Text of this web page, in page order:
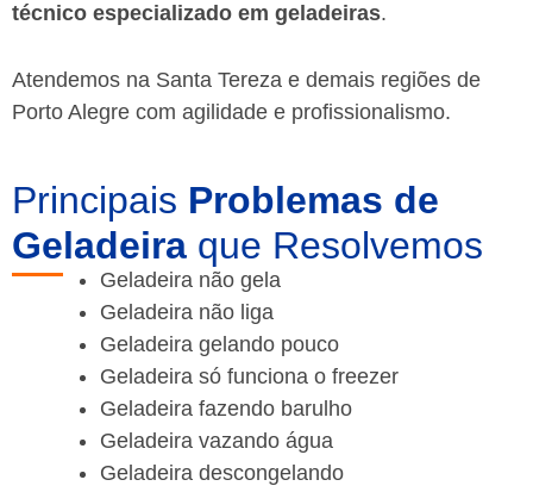
técnico especializado em geladeiras.
Atendemos na Santa Tereza e demais regiões de
Porto Alegre com agilidade e profissionalismo.
Principais Problemas de
Geladeira que Resolvemos
Geladeira não gela
Geladeira não liga
Geladeira gelando pouco
Geladeira só funciona o freezer
Geladeira fazendo barulho
Geladeira vazando água
Geladeira descongelando